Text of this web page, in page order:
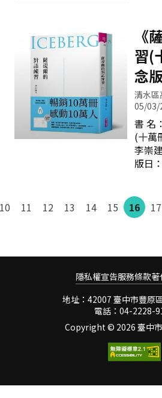
的
三
皓婷
疤，
的印
級鐵
個
感
牙
一聲
但她
二個
籃曲
去－
來憂傷》。
苦辣
銘心
痛苦
成一
同身
「
念歸
「四
這套
困擾
一步
己清
背後
智的
的社
要面
職場
人的
都會
法無
些情
以來
些思
的互
的觀
件事
《
習(
念
清水
05/03/
書 名：薩提爾的對話練習
(十萬
李崇
版日
情緒
麼探
受到
了這
了孩
鬧劇
沒有
不過
朋友
爾的
書。
式是
10 11 12 13 14 15 16 17
隱私權宣告服務條款著
地址：42007 臺中市豐原
電話：04-2228-
Copyright © 2026 臺中